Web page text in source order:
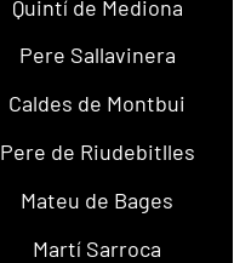
Quintí de Mediona
Pere Sallavinera
Caldes de Montbui
Pere de Riudebitlles
Mateu de Bages
Martí Sarroca